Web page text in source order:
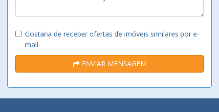
Gostaria de receber ofertas de imóveis similares por e-
mail
ENVIAR MENSAGEM